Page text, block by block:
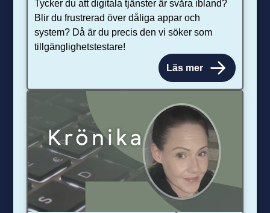
Tycker du att digitala tjänster är svåra ibland?
Blir du frustrerad över dåliga appar och
system? Då är du precis den vi söker som
tillgänglighetstestare!
Läs mer